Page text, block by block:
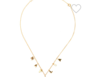
wariantów.
można
wybrać
na
stronie